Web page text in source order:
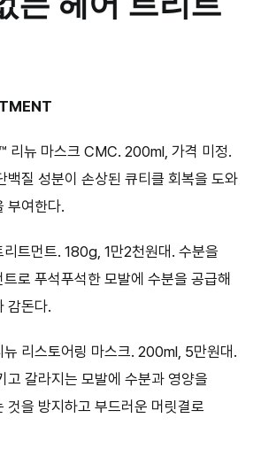
리뉴 마스크 CMC. 200ml, 가격 미정.
백질 성분이 손상된 큐티클 회복을 도와
부여한다.
리트먼트. 180g, 1만2천원대. 수분을
로 푸석푸석한 모발에 수분을 공급해
감돈다.
뉴 리스토어링 마스크. 200ml, 5만원대.
고 갈라지는 모발에 수분과 영양을
것을 방지하고 부드러운 머릿결로